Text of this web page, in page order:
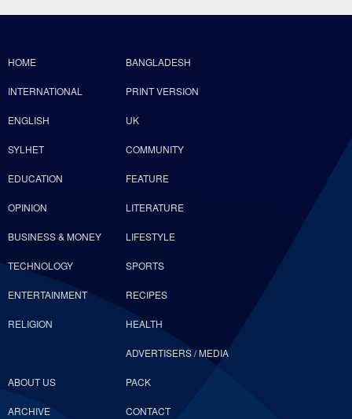
HOME BANGLADESH
INTERNATIONAL PRINT VERSION
ENGLISH UK
SYLHET COMMUNITY
EDUCATION FEATURE
OPINION LITERATURE
BUSINESS & MONEY LIFESTYLE
TECHNOLOGY SPORTS
ENTERTAINMENT RECIPES
RELIGION HEALTH
ABOUT US
ADVERTISERS / MEDIA
PACK
ARCHIVE CONTACT